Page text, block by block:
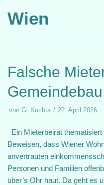
Wien
Falsche
von G. Kuchta 22. April 2026
Ein Mieterbeirat
Beweisen, dass Wiener
anvertrauten
Personen und Familien
über’s Ohr haut. Da geht es